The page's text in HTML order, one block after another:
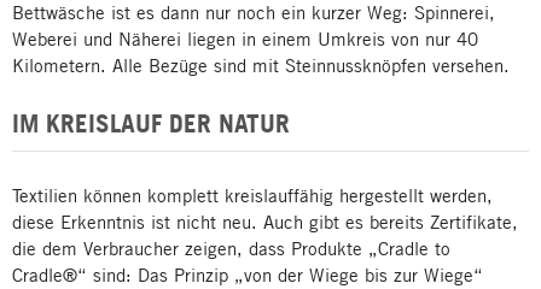
Bettwäsche ist es dann nur noch ein kurzer Weg: Spinnerei,
Weberei und Näherei liegen in einem Umkreis von nur 40
Kilometern. Alle Bezüge sind mit Steinnussknöpfen versehen.
IM KREISLAUF DER NATUR
Textilien können komplett kreislauffähig hergestellt werden,
diese Erkenntnis ist nicht neu. Auch gibt es bereits Zertifikate,
die dem Verbraucher zeigen, dass Produkte „Cradle to
Cradle®“ sind: Das Prinzip „von der Wiege bis zur Wiege“